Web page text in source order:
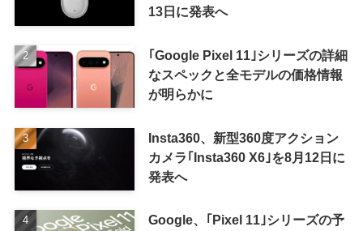
13日に発表へ
｢Google Pixel 11｣シリーズの詳細
なスペックと全モデルの価格情報
が明らかに
Insta360、新型360度アクション
カメラ｢Insta360 X6｣を8月12日に
発表へ
Google、｢Pixel 11｣シリーズの予